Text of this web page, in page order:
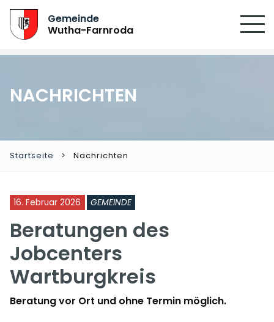
Gemeinde
Wutha-Farnroda
NACHRICHTEN
Startseite Nachrichten
16. Februar 2026 GEMEINDE
Beratungen des
Jobcenters
Wartburgkreis
Beratung vor Ort und ohne Termin möglich.